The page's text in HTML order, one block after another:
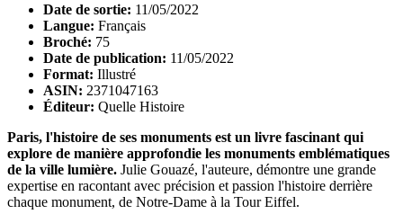
Date de sortie: 11/05/2022
Langue: Français
Broché: 75
Date de publication: 11/05/2022
Format: Illustré
ASIN: 2371047163
Éditeur: Quelle Histoire
Paris, l'histoire de ses monuments est un livre fascinant qui
explore de manière approfondie les monuments emblématiques
de la ville lumière. Julie Gouazé, l'auteure, démontre une grande
expertise en racontant avec précision et passion l'histoire derrière
chaque monument, de Notre-Dame à la Tour Eiffel.